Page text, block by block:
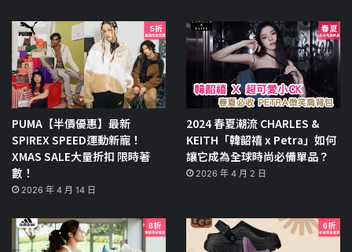
PUMA【半價優惠】最新
SPIREX SPEED運動新寵！
XMAS SALE大量折扣 限時著
數！
2026 年 4 月 14 日
2024 春夏潮流 CHARLES &
KEITH「韓韶禧 x Petra」如何
讓它成為全球時尚必備單品？
2026 年 4 月 2 日